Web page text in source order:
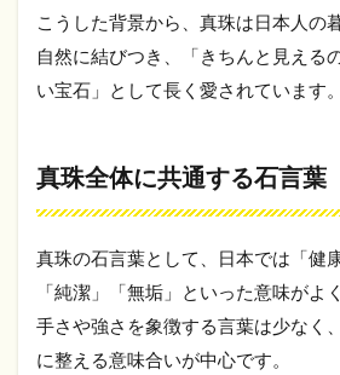
の石
言葉
3.2
ド・
イエ
ロー
珠の
葉
ブラ
こうした背景から、真珠は日本人の
自然に結びつき、「きちんと見える
い宝石」として長く愛されています。
真珠全体に共通する石言葉
真珠の石言葉として、日本では「健
「純潔」「無垢」といった意味がよ
手さや強さを象徴する言葉は少なく
に整える意味合いが中心です。